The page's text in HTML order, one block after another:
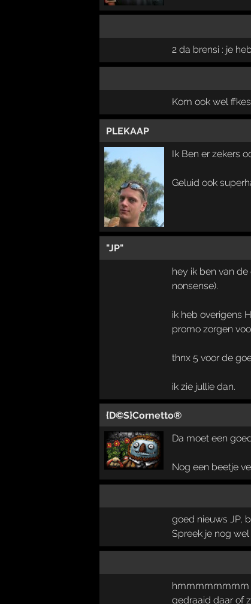
2 da brensi : je
Kom ook wel
PLEKAAP
Ik Ben er zekers
Geluid ook
"JP"
hey ik ben van
nonsense).
ik heb overigens
promo zorgen
thnx 5 voor de
ik zie jullie dan.
{D©S}Cornetto®
Da moet een
Nog een beetje
goed nieuws JP,
Spreek je nog wel
hmmmmmmmm
gedraaid daar of